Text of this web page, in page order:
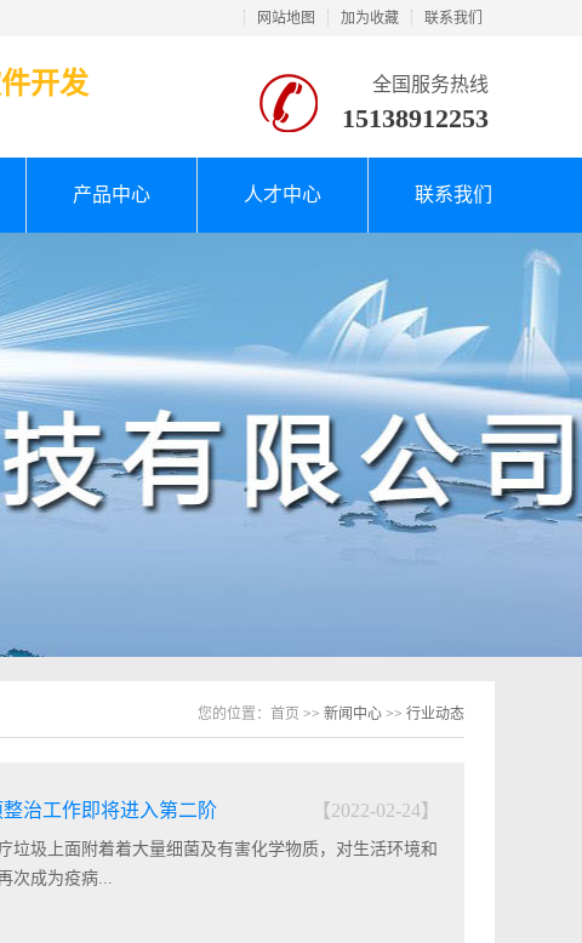
网站地图 加为收藏 联系我们
开发 全国服务热线
15138912253
产品中心 人才中心 联系我们
您的位置： 首页 >> 新闻中心 >> 行业动态
【2022-02-24】
治工作即将进入第二阶
垃圾上面附着着大量细菌及有害化学物质，对生活环境和
次成为疫病...